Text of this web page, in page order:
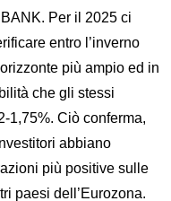
Per il 2025 ci
entro l’inverno
più ampio ed in
che gli stessi
1,75%. Ciò conferma,
abbiano
più positive sulle
paesi dell’Eurozona.